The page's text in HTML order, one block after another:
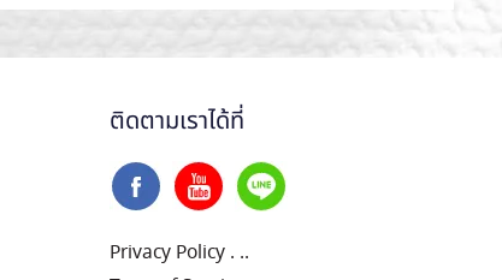
ติดตามเราได้ที่
Privacy Policy . ..